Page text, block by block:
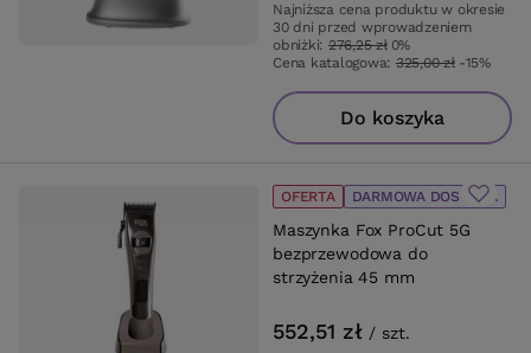
Najniższa cena produktu w okresie
30 dni przed wprowadzeniem
obniżki: 276,25 zł 0%
Cena katalogowa: 325,00 zł -15%
Do koszyka
Maszynka Fox ProCut 5G
bezprzewodowa do
strzyżenia 45 mm
OFERTA DARMOWA DOSTAWA
552,51 zł / szt.